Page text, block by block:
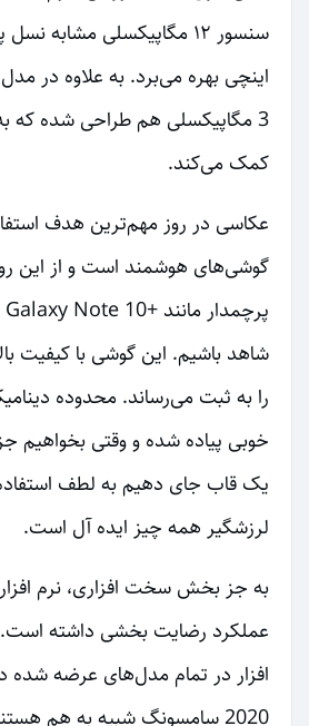
اینچی بهره می‌برد. به علاوه در
3 مگاپیکسلی هم طراحی شده که
کمک می‌کند.
عکاسی در روز مهم‌ترین هدف
گوشی‌های هوشمند است و از این
شاهد باشیم. این گوشی با کیفیت
را به ثبت می‌رساند. محدوده
خوبی پیاده شده و وقتی بخواهیم
یک قاب جای دهیم به لطف
لرزشگیر همه چیز ایده آل است.
به جز بخش سخت افزاری، نرم
عملکرد رضایت بخشی داشته است.
2020 سامسونگ شبیه به هم